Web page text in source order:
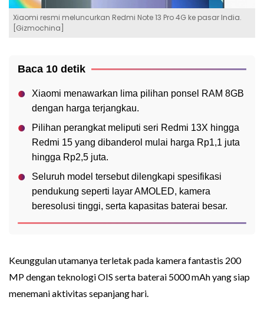
Xiaomi resmi meluncurkan Redmi Note 13 Pro 4G ke pasar India.
[Gizmochina]
Baca 10 detik
Xiaomi menawarkan lima pilihan ponsel RAM 8GB
dengan harga terjangkau.
Pilihan perangkat meliputi seri Redmi 13X hingga
Redmi 15 yang dibanderol mulai harga Rp1,1 juta
hingga Rp2,5 juta.
Seluruh model tersebut dilengkapi spesifikasi
pendukung seperti layar AMOLED, kamera
beresolusi tinggi, serta kapasitas baterai besar.
Keunggulan utamanya terletak pada kamera fantastis 200
MP dengan teknologi OIS serta baterai 5000 mAh yang siap
menemani aktivitas sepanjang hari.